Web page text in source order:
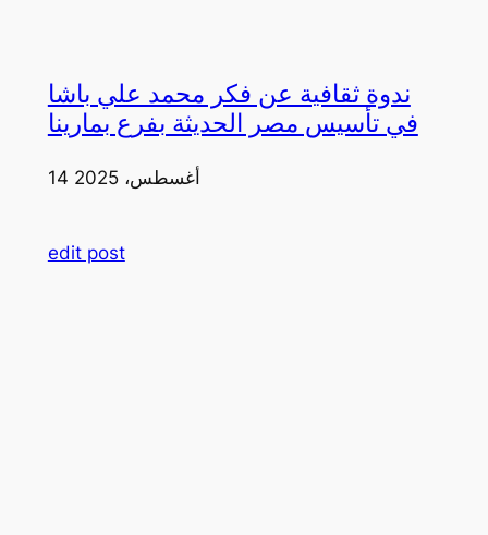
ندوة ثقافية عن فكر محمد علي باشا
في تأسيس مصر الحديثة بفرع بمارينا
14 أغسطس، 2025
edit post